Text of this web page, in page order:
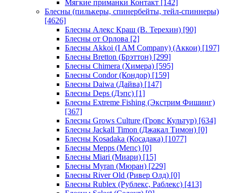
Мягкие приманки Контакт [142]
Блесны (пилькеры, спинербейты, тейл-спиннеры)
[4626]
Блесны Алекс Краш (В. Терехин) [90]
Блесны от Орлова [2]
Блесны Akkoi (I AM Company) (Аккои) [197]
Блесны Bretton (Брэттон) [299]
Блесны Chimera (Химера) [595]
Блесны Condor (Кондор) [159]
Блесны Daiwa (Дайва) [147]
Блесны Deps (Дэпс) [1]
Блесны Extreme Fishing (Экстрим Фишинг)
[367]
Блесны Grows Culture (Гровс Культур) [634]
Блесны Jackall Timon (Джакал Тимон) [0]
Блесны Kosadaka (Косадака) [1077]
Блесны Mepps (Мепс) [0]
Блесны Miari (Миари) [15]
Блесны Myran (Мюран) [229]
Блесны River Old (Ривер Олд) [0]
Блесны Rublex (Рублекс, Раблекс) [413]